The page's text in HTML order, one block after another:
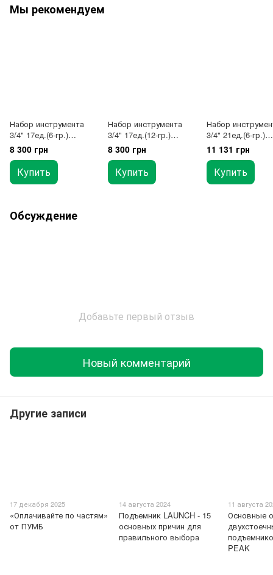
Мы рекомендуем
Набор инструмента
3/4" 17ед.(6-гр.)
TOPTUL GCAI1701
8 300 грн
Купить
Набор инструмента
3/4" 17ед.(12-гр.)
TOPTUL GCAI1702
8 300 грн
Купить
Набор
3/4" 21ед.(6-гр.)
TOPTUL
11 131 грн
Купить
Обсуждение
Добавьте первый отзыв
Новый комментарий
Другие записи
17 декабря 2025
«Оплачивайте по частям»
от ПУМБ
14 августа 2024
Подъемник LAUNCH - 15
основных причин для
правильного выбора
11 августа
Основные
PEAK